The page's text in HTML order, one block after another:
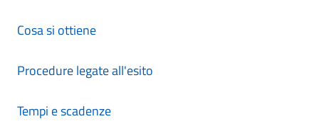
Cosa si ottiene
Procedure legate all'esito
Tempi e scadenze